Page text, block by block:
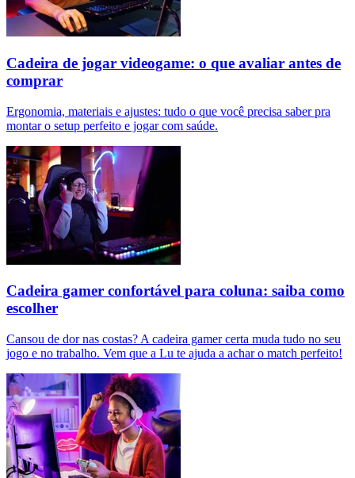
Cadeira de jogar videogame: o que avaliar antes de
comprar
Ergonomia, materiais e ajustes: tudo o que você precisa saber pra
montar o setup perfeito e jogar com saúde.
Cadeira gamer confortável para coluna: saiba como
escolher
Cansou de dor nas costas? A cadeira gamer certa muda tudo no seu
jogo e no trabalho. Vem que a Lu te ajuda a achar o match perfeito!